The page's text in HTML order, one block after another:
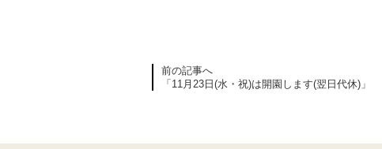
前の記事へ
「11月23日(水・祝)は開園します(翌日代休)」